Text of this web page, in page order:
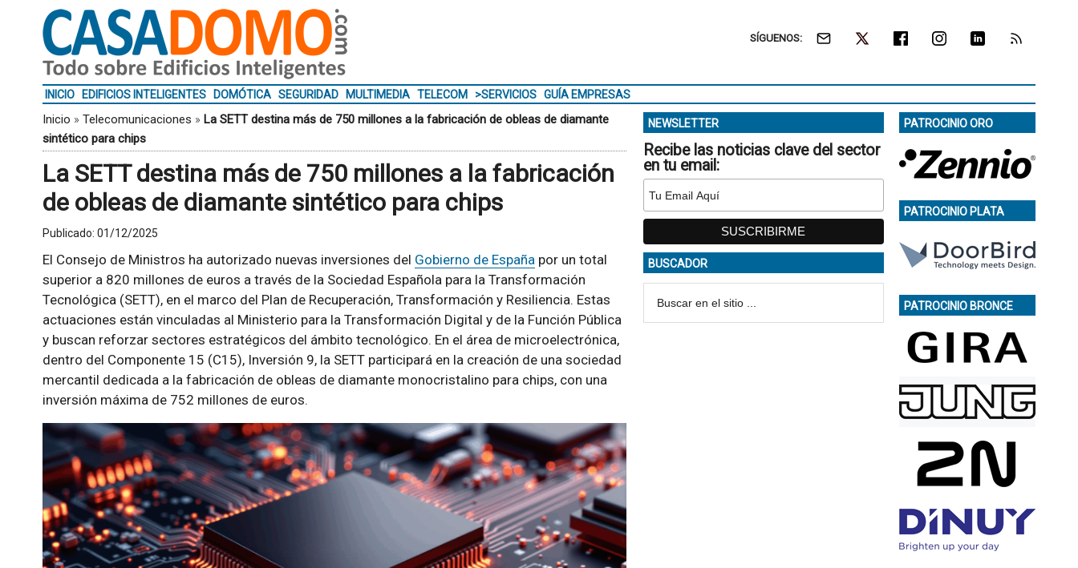
SÍGUENOS:
INICIO EDIFICIOS INTELIGENTES DOMÓTICA SEGURIDAD MULTIMEDIA TELECOM >SERVICIOS GUÍA EMPRESAS
Inicio » Telecomunicaciones » La SETT destina más de 750 millones a la fabricación de obleas de diamante
sintético para chips
La SETT destina más de 750 millones a la fabricación
de obleas de diamante sintético para chips
Publicado: 01/12/2025
El Consejo de Ministros ha autorizado nuevas inversiones del Gobierno de Españapor un total
superior a 820 millones de euros a través de la Sociedad Española para la Transformación
Tecnológica (SETT), en el marco del Plan de Recuperación, Transformación y Resiliencia. Estas
actuaciones están vinculadas al Ministerio para la Transformación Digital y de la Función Pública
y buscan reforzar sectores estratégicos del ámbito tecnológico. En el área de microelectrónica,
dentro del Componente 15 (C15), Inversión 9, la SETT participará en la creación de una sociedad
mercantil dedicada a la fabricación de obleas de diamante monocristalino para chips, con una
inversión máxima de 752 millones de euros.
NEWSLETTER
Recibe las noticias clave del sector
en tu email:
BUSCADOR
PATROCINIO ORO
PATROCINIO PLATA
PATROCINIO BRONCE